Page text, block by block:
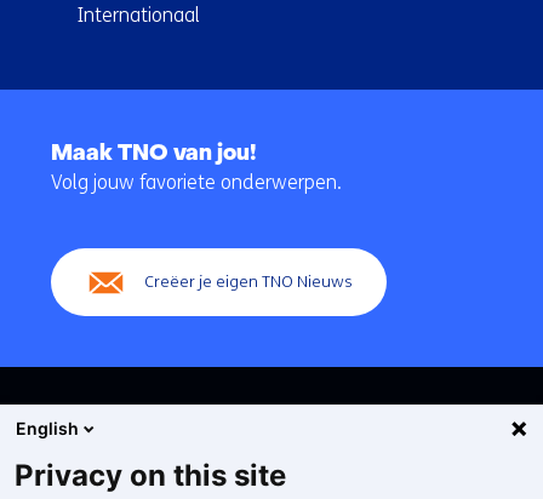
Internationaal
navigatie
Maak TNO van jou!
Volg jouw favoriete onderwerpen.
Creëer je eigen TNO Nieuws
English
Privacy on this site